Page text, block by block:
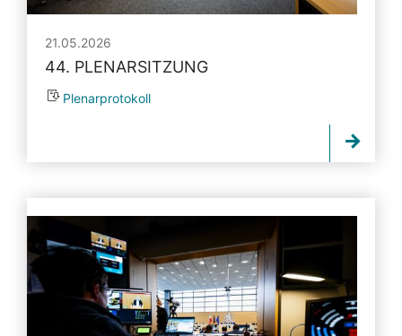
21.05.2026
44. PLENARSITZUNG
Plenarprotokoll